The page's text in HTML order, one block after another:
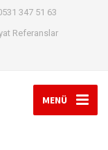
347 51 63
Referanslar
MENÜ